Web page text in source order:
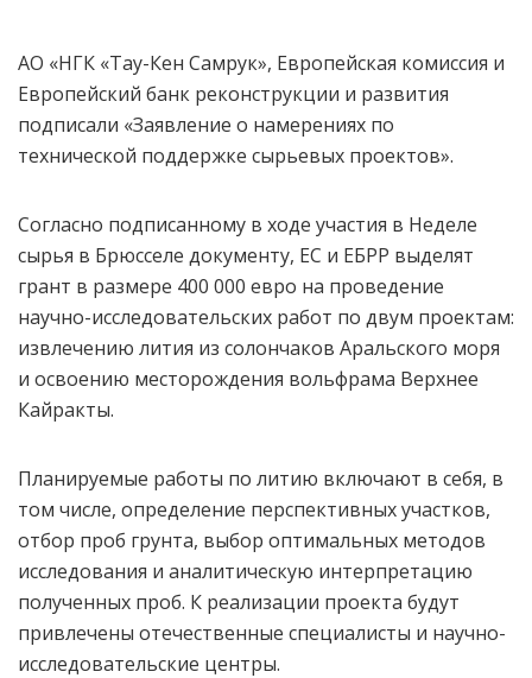
АО «НГК «Тау-Кен Самрук», Европейская комиссия и
Европейский банк реконструкции и развития
подписали «Заявление о намерениях по
технической поддержке сырьевых проектов».
Согласно подписанному в ходе участия в Неделе
сырья в Брюсселе документу, ЕС и ЕБРР выделят
грант в размере 400 000 евро на проведение
научно-исследовательских работ по двум проектам:
извлечению лития из солончаков Аральского моря
и освоению месторождения вольфрама Верхнее
Кайракты.
Планируемые работы по литию включают в себя, в
том числе, определение перспективных участков,
отбор проб грунта, выбор оптимальных методов
исследования и аналитическую интерпретацию
полученных проб. К реализации проекта будут
привлечены отечественные специалисты и научно-
исследовательские центры.